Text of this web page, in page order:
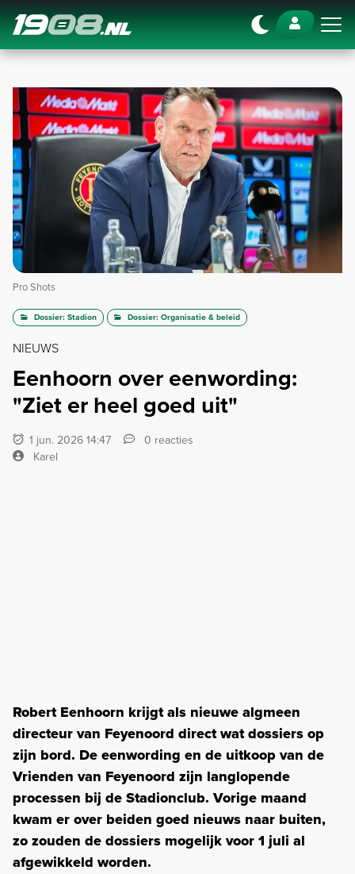
Navigation
Pro Shots
Dossier: Stadion Dossier: Organisatie & beleid
NIEUWS
Eenhoorn over eenwording:
"Ziet er heel goed uit"
1 jun. 2026 14:47
0 reacties
Karel
Robert Eenhoorn krijgt als nieuwe algmeen
directeur van Feyenoord direct wat dossiers op
zijn bord. De eenwording en de uitkoop van de
Vrienden van Feyenoord zijn langlopende
processen bij de Stadionclub. Vorige maand
kwam er over beiden goed nieuws naar buiten,
zo zouden de dossiers mogelijk voor 1 juli al
afgewikkeld worden.